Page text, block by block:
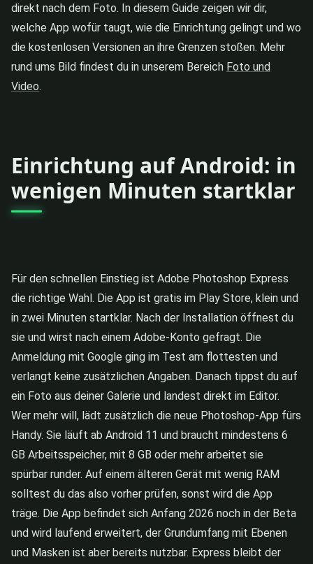
direkt nach dem Foto. In diesem Guide zeigen wir dir,
welche App wofür taugt, wie die Einrichtung gelingt und wo
die kostenlosen Versionen an ihre Grenzen stoßen. Mehr
rund ums Bild findest du in unserem Bereich Foto und
Video.
Einrichtung auf Android: in
wenigen Minuten startklar
Für den schnellen Einstieg ist Adobe Photoshop Express
die richtige Wahl. Die App ist gratis im Play Store, klein und
in zwei Minuten startklar. Nach der Installation öffnest du
sie und wirst nach einem Adobe-Konto gefragt. Die
Anmeldung mit Google ging im Test am flottesten und
verlangt keine zusätzlichen Angaben. Danach tippst du auf
ein Foto aus deiner Galerie und landest direkt im Editor.
Wer mehr will, lädt zusätzlich die neue Photoshop-App fürs
Handy. Sie läuft ab Android 11 und braucht mindestens 6
GB Arbeitsspeicher, mit 8 GB oder mehr arbeitet sie
spürbar runder. Auf einem älteren Gerät mit wenig RAM
solltest du das also vorher prüfen, sonst wird die App
träge. Die App befindet sich Anfang 2026 noch in der Beta
und wird laufend erweitert, der Grundumfang mit Ebenen
und Masken ist aber bereits nutzbar. Express bleibt der